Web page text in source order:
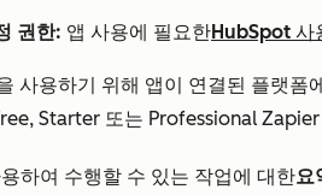
권한: 앱 사용에 필요한HubSpot 사
사용하기 위해 앱이 연결된 플랫
Starter 또는 Professional
하여 수행할 수 있는 작업에 대한요